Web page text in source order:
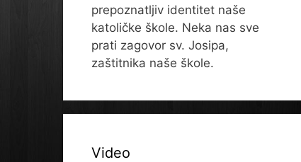
prepoznatljiv identitet naše
katoličke škole. Neka nas sve
prati zagovor sv. Josipa,
zaštitnika naše škole.
Video